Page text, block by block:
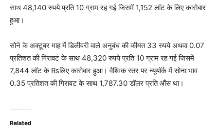
साथ 48,140 रुपये प्रति 10 ग्राम रह गई जिसमें 1,152 लॉट के लिए कारोबार
हुआ।
सोने के अक्टूबर माह में डिलीवरी वाले अनुबंध की कीमत 33 रुपये अथवा 0.07
प्रतिशत की गिरावट के साथ 48,320 रुपये प्रति 10 ग्राम रह गई जिसमें
7,844 लॉट के ₨लिए कारोबार हुआ। वैश्विक स्तर पर न्यूयॉर्क में सोना भाव
0.35 प्रतिशत की गिरावट के साथ 1,787.30 डॉलर प्रति औंस था।
Related